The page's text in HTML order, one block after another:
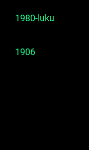
1980-luku
1906